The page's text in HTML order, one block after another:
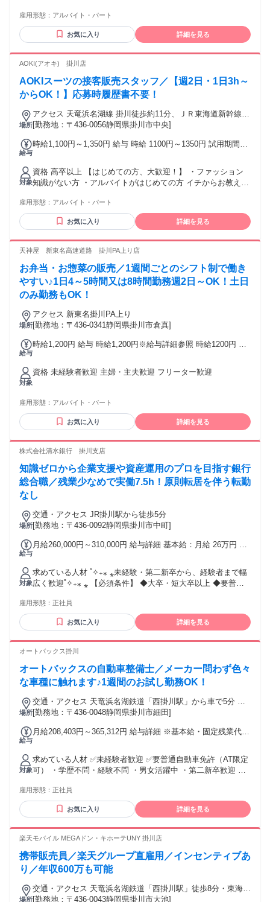
雇用形態： アルバイト・パート
お気に入り 詳細を見る
AOKI(アオキ) 掛川店
AOKIスーツの接客販売スタッフ／【週2日・1日3h～
からOK！】応募時履歴書不要！
場所
アクセス 天竜浜名湖線 掛川徒歩約11分、ＪＲ東海道新幹線
掛川徒歩約11分、天竜浜名湖線 掛川市役所前徒歩約10分
[勤務地：〒436-0056静岡県掛川市中央]
給与
時給1,100円～1,350円 給与 時給 1100円～1350円 試用期間中
給1,250円 ※日祝17:00まで 時給1,200円 ※日祝17:00以降 時
給1,350円 実働3h未満の方は17時以降加給なし 実働4h未満の
方は日祝も平日と給与同額 交通費：交通費支給 交通費規定内
支給(10万円まで/月)
対象
資格 高卒以上 【はじめての方、大歓迎！】 ・ファッション
知識がない方 ・アルバイトがはじめての方 イチからお教えし
雇用形態： アルバイト・パート
お気に入り 詳細を見る
天神屋 新東名高速道路 掛川PA上り店
お弁当・お惣菜の販売／1週間ごとのシフト制で働き
やすい♪1日4～5時間又は8時間勤務週2日～OK！土日
のみ勤務もOK！
場所
アクセス 新東名掛川PA上り
[勤務地：〒436-0341静岡県掛川市倉真]
給与
時給1,200円 給与 時給1,200円※給与詳細参照 時給1200円 試
対象
資格 未経験者歓迎 主婦・主夫歓迎 フリーター歓迎
雇用形態： アルバイト・パート
お気に入り 詳細を見る
株式会社清水銀行 掛川支店
知識ゼロから企業支援や資産運用のプロを目指す銀行
総合職／残業少なめで実働7.5h！原則転居を伴う転勤
なし
場所
交通・アクセス JR掛川駅から徒歩5分
[勤務地：〒436-0092静岡県掛川市中町]
給与
月給260,000円～310,000円 給与詳細 基本給：月給 26万円 〜
れる通勤・皆勤・家族手当金額：なし 全員に一律で支払われ
るその他手当金額：なし 基本給：月給 26万円 〜 31万円 ※固
定残業代：なし（残業代は別途全額支給） ※あなたの経験、
スキル、年齢を最大限考慮し、 当行規定に基づき優遇いたし
ださい） ◆昇給あり（年1回） ◆賞与あり（年2回） ◆通勤
手当 ◆時間外手当 ◆子供手当 ◆その他 諸手当あり
対象
求めている人材 ˚✧₊⁎ ⁎未経験・第二新卒から、経験者まで幅
広く歓迎˚✧₊⁎ ⁎ 【必須条件】 ◆大卒・短大卒以上 ◆要普通
✭ ＜金融経験者層＞ ・金融業界（銀行、証券、保険など）の
経験をお持ちの方 ・静岡に貢献し、地域経済を盛り上げたい
方 ・ワークライフバランスを整え、安定した環境で長く働き
に挑戦したい方 ＜ポテンシャル層＞ ・業種問わず、顧客折衝
くり向き合い、長期的な関係を築く仕事がしたい方 ・安定し
た企業で、専門知識を身につけ成長したい方 ・静岡で腰を据
雇用形態： 正社員
お気に入り 詳細を見る
オートバックス掛川
オートバックスの自動車整備士／メーカー問わず色々
な車種に触れます♪1週間のお試し勤務OK！
場所
交通・アクセス 天竜浜名湖鉄道「西掛川駅」から車で5分 ＊
車通勤OK！(無料駐車場完備)
[勤務地：〒436-0048静岡県掛川市細田]
給与
月給208,403円～365,312円 給与詳細 ※基本給・固定残業代の
あり 1ヶ月あたり1万9937円 〜 3万5691円（固定残業時間：1
ヶ月あたり14時間30分） 固定残業時間を超えた勤務時間につ
いては別途残業代を支給する 【一律手当】 全員に一律で支払
われる通勤・皆勤・家族手当金額：なし 全員に一律で支払わ
整備士＋検査員 /月3万8000円 ・2級自動車整備士＋検査員 /月
3万5000円 ・1級自動車整備士/月2万2000円 ・2級自動車整備
士＋電子制御/月2万円 ・2級自動車整備士/月1万5000円 ・3級
自動車整備士/月5000円 試用・研修期間：3ヶ月 試用・研修期
間の条件：給与条件が異なる 【給与】 本採用と異なる 基本
給 : 時給 1200円 〜
対象
求めている人材 ✅未経験者歓迎 ✅要普通自動車免許（AT限定
可） ・学歴不問・経験不問 ・男女活躍中 ・第二新卒歓迎 ・
方は優遇します！
雇用形態： 正社員
お気に入り 詳細を見る
楽天モバイル MEGAドン・キホーテUNY 掛川店
携帯販売員／楽天グループ直雇用／インセンティブあ
り／年収600万も可能
場所
交通・アクセス 天竜浜名湖鉄道「西掛川駅」徒歩8分・東海道
新幹線／東海道線「掛川駅」からバスまたは車
[勤務地：〒436-0043静岡県掛川市大池]